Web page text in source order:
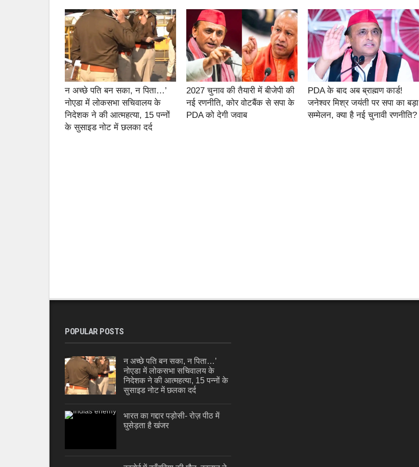
न अच्छे पति बन सका, न पिता…’
नोएडा में लोकसभा सचिवालय के
निदेशक ने की आत्महत्या, 15 पन्नों
के सुसाइड नोट में छलका दर्द
2027 चुनाव की तैयारी में बीजेपी की
नई रणनीति, कोर वोटबैंक से सपा के
PDA को देगी जवाब
PDA के बाद अब ब्राह्मण कार्ड!
जनेश्वर मिश्र जयंती पर सपा का बड़ा
सम्मेलन, क्या है नई चुनावी रणनीति?
POPULAR POSTS
न अच्छे पति बन सका, न पिता…’
नोएडा में लोकसभा सचिवालय के
निदेशक ने की आत्महत्या, 15 पन्नों के
सुसाइड नोट में छलका दर्द
भारत का गद्दार पड़ोसी- रोज़ पीठ में
घुसेड़ता है खंजर